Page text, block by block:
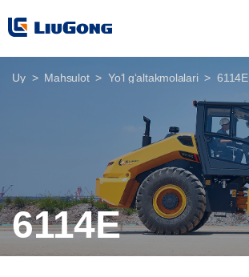
6114E
Uy Mahsulot Yoʻl gʻaltakmolalari 6114E